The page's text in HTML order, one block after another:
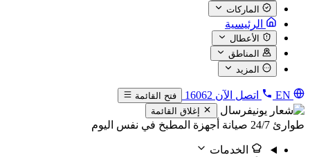
الماركات
الرئيسية
الأعطال
المناطق
المزيد
EN اتصل الآن 16062
فتح القائمة
إغلاق القائمة
طوارئ 24/7 صيانة أجهزة المطبخ في نفس اليوم
الخدمات